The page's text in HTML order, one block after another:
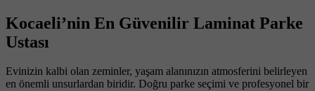
Kocaeli’nin En Güvenilir Laminat Parke
Ustası
Evinizin kalbi olan zeminler, yaşam alanınızın atmosferini belirleyen
en önemli unsurlardan biridir. Doğru parke seçimi ve profesyonel bir